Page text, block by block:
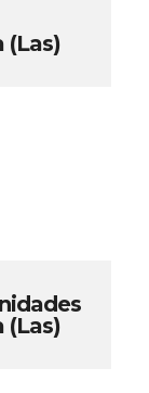
(Las)
(Las)